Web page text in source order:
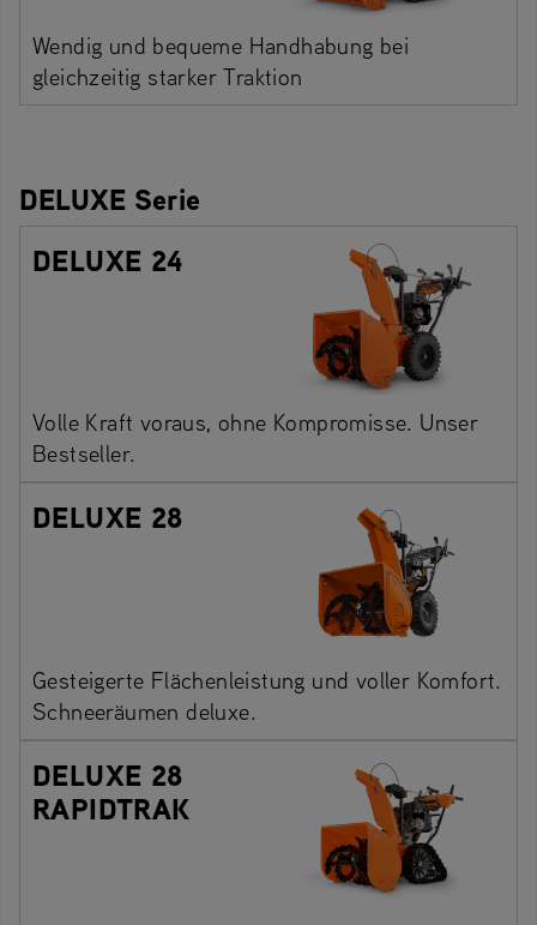
Wendig und bequeme Handhabung bei
gleichzeitig starker Traktion
DELUXE Serie
DELUXE 24
Volle Kraft voraus, ohne Kompromisse. Unser
Bestseller.
DELUXE 28
Gesteigerte Flächenleistung und voller Komfort.
Schneeräumen deluxe.
DELUXE 28
RAPIDTRAK